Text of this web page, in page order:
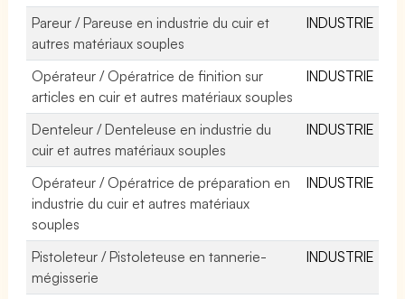
Pareur / Pareuse en industrie du cuir et
autres matériaux souples
INDUSTRIE
Opérateur / Opératrice de finition sur
articles en cuir et autres matériaux souples
INDUSTRIE
Denteleur / Denteleuse en industrie du
cuir et autres matériaux souples
INDUSTRIE
Opérateur / Opératrice de préparation en
industrie du cuir et autres matériaux
souples
INDUSTRIE
Pistoleteur / Pistoleteuse en tannerie-
mégisserie
INDUSTRIE